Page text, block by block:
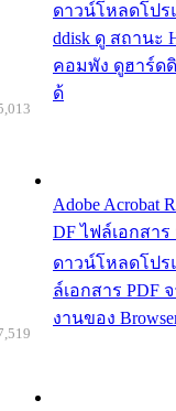
ดาวน์โหลดโปร
ddisk ดู สถานะ
คอมพัง ดูฮาร์ดดิ
ด้
Adobe Acrobat
DF ไฟล์เอกสาร
ดาวน์โหลดโปรแ
ล์เอกสาร PDF
งานของ